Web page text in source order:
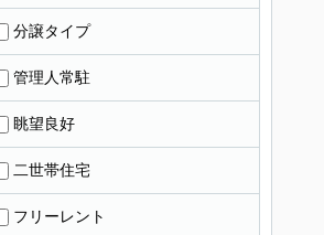
分譲タイプ
管理人常駐
眺望良好
二世帯住宅
フリーレント